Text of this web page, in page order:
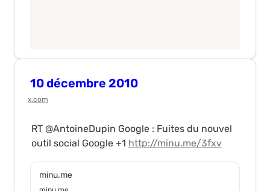
10 décembre 2010
x.com
RT @AntoineDupin Google : Fuites du nouvel
outil social Google +1 http://minu.me/3fxv
minu.me